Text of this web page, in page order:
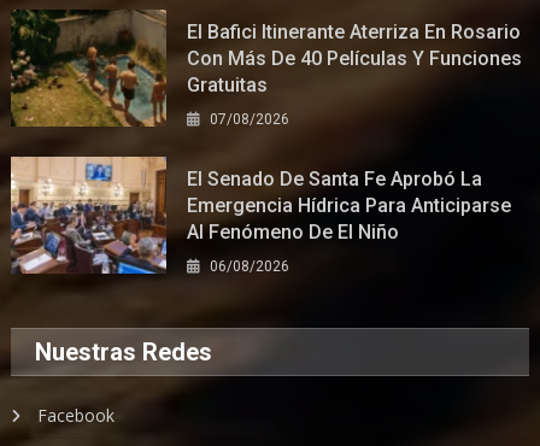
El Bafici Itinerante Aterriza En Rosario
Con Más De 40 Películas Y Funciones
Gratuitas
07/08/2026
El Senado De Santa Fe Aprobó La
Emergencia Hídrica Para Anticiparse
Al Fenómeno De El Niño
06/08/2026
Nuestras Redes
Facebook